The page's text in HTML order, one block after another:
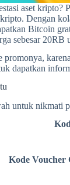
aset kripto?
Dengan
Bitcoin
sebesar
dapatkan
untuk nikmati
Kode Voucher